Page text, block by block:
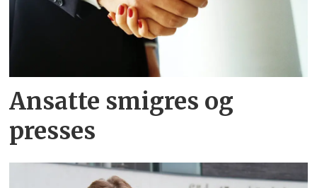
Ansatte smigres og
presses